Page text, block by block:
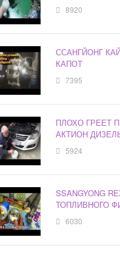
8920
ССАНГЙОНГ
КАПОТ
7395
ПЛОХО ГРЕЕТ
АКТИОН
5924
SSANGYONG
ТОПЛИВНОГО
6030